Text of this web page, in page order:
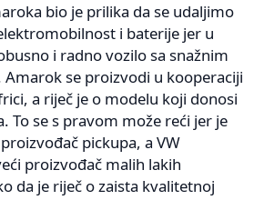
bio je prilika da se udaljimo
i baterije jer u
i radno vozilo sa snažnim
se proizvodi u kooperaciji
a riječ je o modelu koji donosi
To se s pravom može reći jer je
pickupa, a VW
proizvođač malih lakih
da je riječ o zaista kvalitetnoj